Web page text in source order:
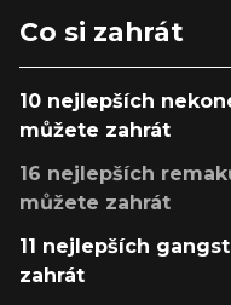
Co si zahrát
10 nejlepších
můžete zahrát
16 nejlepších
můžete zahrát
11 nejlepších
zahrát